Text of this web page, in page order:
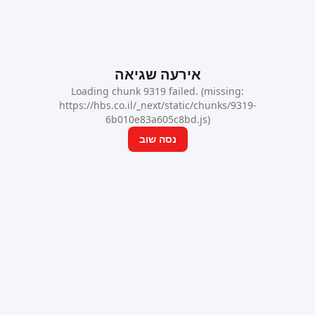
אירעה שגיאה
Loading chunk 9319 failed. (missing:
https://hbs.co.il/_next/static/chunks/9319-
6b010e83a605c8bd.js)